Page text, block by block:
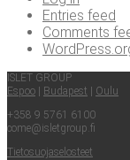
Entries feed
Comments
ISLET GROUP
Espoo
Buda­pest
Oulu
+358 9 5761 6100
come@​isletgroup.​fi
Tie­to­suo­ja­se­los­teet